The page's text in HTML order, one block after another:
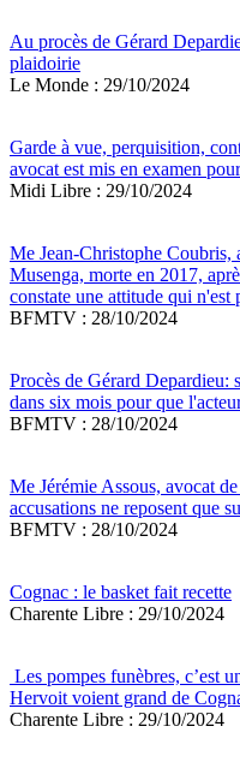
Au procès de Gérard
plaidoirie
Le Monde : 29/10/2024
Garde à vue, perquisition,
avocat est mis en examen
Midi Libre : 29/10/2024
Me Jean-Christophe
Musenga, morte en 2017,
constate une attitude qui n'est
BFMTV : 28/10/2024
Procès de Gérard Depardieu:
dans six mois pour que
BFMTV : 28/10/2024
Me Jérémie Assous, avocat
accusations ne reposent que
BFMTV : 28/10/2024
Cognac : le basket fait recette
Charente Libre : 29/10/2024
Les pompes funèbres, c’est
Hervoit voient grand de
Charente Libre : 29/10/2024